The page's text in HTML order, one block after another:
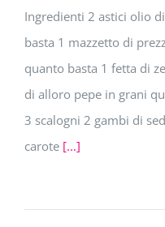
Ingredienti 2 astici olio
basta 1 mazzetto di
quanto basta 1 fetta di
di alloro pepe in grani
3 scalogni 2 gambi di
carote [...]